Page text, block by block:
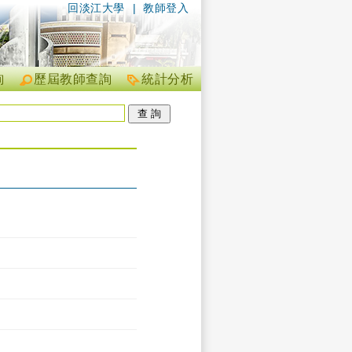
| 教師登入
回淡江大學
統計分析
歷屆教師查詢